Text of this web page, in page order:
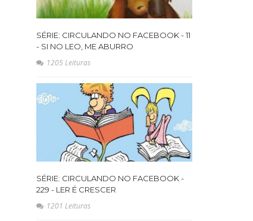
SÉRIE: CIRCULANDO NO FACEBOOK - 11
- SI NO LEO, ME ABURRO
1205 Leituras
SÉRIE: CIRCULANDO NO FACEBOOK -
229 - LER É CRESCER
1201 Leituras